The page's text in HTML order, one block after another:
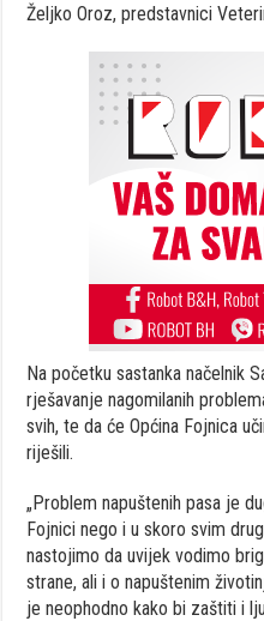
Željko Oroz, predstavnici
Na početku sastanka načelnik
rješavanje nagomilanih
svih, te da će Općina Fojnica
riješili.
„Problem napuštenih pasa je
Fojnici nego i u skoro svim
nastojimo da uvijek vodimo
strane, ali i o napuštenim
je neophodno kako bi zaštiti i